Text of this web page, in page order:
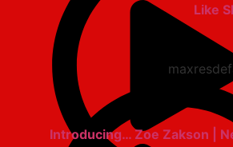
Introducing… Zoe